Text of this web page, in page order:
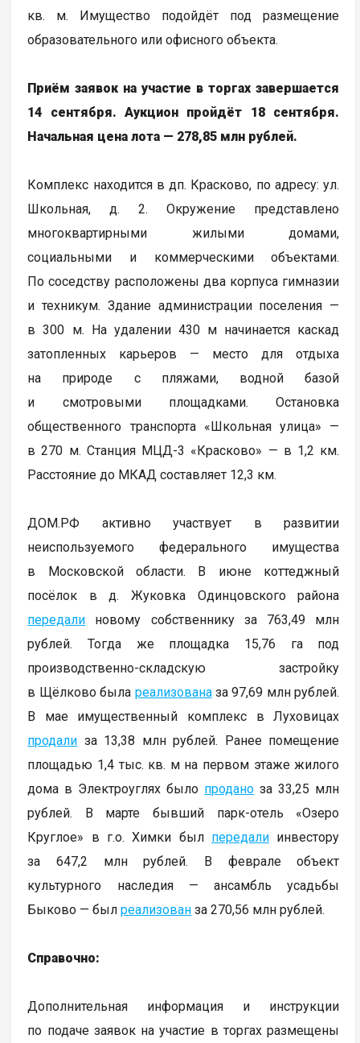
кв. м. Имущество подойдёт под размещение
образовательного или офисного объекта.
Приём заявок на участие в торгах завершается
14 сентября. Аукцион пройдёт 18 сентября.
Начальная цена лота — 278,85 млн рублей.
Комплекс находится в дп. Красково, по адресу: ул.
Школьная, д. 2. Окружение представлено
многоквартирными жилыми домами,
социальными и коммерческими объектами.
По соседству расположены два корпуса гимназии
и техникум. Здание администрации поселения —
в 300 м. На удалении 430 м начинается каскад
затопленных карьеров — место для отдыха
на природе с пляжами, водной базой
и смотровыми площадками. Остановка
общественного транспорта «Школьная улица» —
в 270 м. Станция МЦД-3 «Красково» — в 1,2 км.
Расстояние до МКАД составляет 12,3 км.
ДОМ.РФ активно участвует в развитии
неиспользуемого федерального имущества
в Московской области. В июне коттеджный
посёлок в д. Жуковка Одинцовского района
передали новому собственнику за 763,49 млн
рублей. Тогда же площадка 15,76 га под
производственно-складскую застройку
в Щёлково была реализованаза 97,69 млн рублей.
В мае имущественный комплекс в Луховицах
продали за 13,38 млн рублей. Ранее помещение
площадью 1,4 тыс. кв. м на первом этаже жилого
дома в Электроуглях было продано за 33,25 млн
рублей. В марте бывший парк-отель «Озеро
Круглое» в г.о. Химки был передалиинвестору
за 647,2 млн рублей. В феврале объект
культурного наследия — ансамбль усадьбы
Быково — былреализован за 270,56 млн рублей.
Справочно:
Дополнительная информация и инструкции
по подаче заявок на участие в торгах размещены